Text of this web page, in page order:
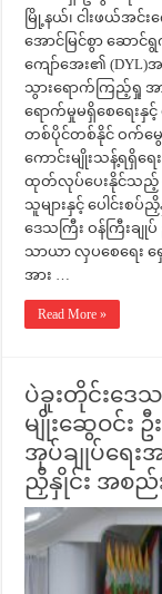
မြို့နယ်၊ ငါးဖယ်အင်း
အောင်မြင်စွာ ဆောင်
ကျော်အေး၏ (DYL)
သွားရောက်ကြည့်ရှု အာ
ရောက်မှုမရှိစေရေး
တစ်ပိုင်တစ်နိုင် ဝက်မွေး
ကောင်းမျိုးသန့်ရရှိရ
ထုတ်လုပ်ပေးနိုင်သည့် ဝ
သူများနှင့် ပေါင်
ဒေသကြီး ဝန်ကြီးချု
သာယာ လှပစေရေး ရှ
အား …
Read More »
ပဲခူးတိုင်းဒေသ
မျိုးဆွေဝင်း
အုပ်ချုပ်ရေးအ
ညှိနှိုင်း အစည်